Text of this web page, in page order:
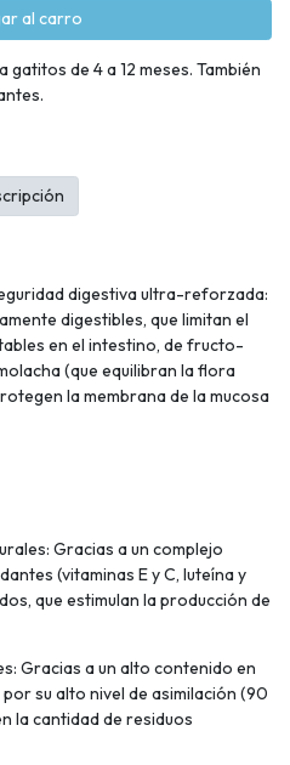
al carro
de 4 a 12 meses. También
digestiva ultra-reforzada:
digestibles, que limitan el
en el intestino, de fructo-
(que equilibran la flora
la membrana de la mucosa
Gracias a un complejo
(vitaminas E y C, luteína y
que estimulan la producción de
Gracias a un alto contenido en
su alto nivel de asimilación (90
la cantidad de residuos